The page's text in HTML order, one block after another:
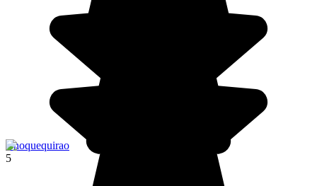
Choquequirao
5